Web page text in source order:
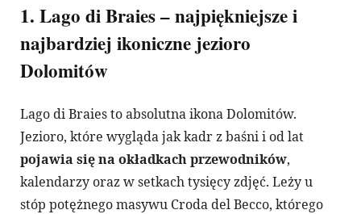
1. Lago di Braies – najpiękniejsze i
najbardziej ikoniczne jezioro
Dolomitów
Lago di Braies to absolutna ikona Dolomitów.
Jezioro, które wygląda jak kadr z baśni i od lat
pojawia się na okładkach przewodników,
kalendarzy oraz w setkach tysięcy zdjęć. Leży u
stóp potężnego masywu Croda del Becco, którego